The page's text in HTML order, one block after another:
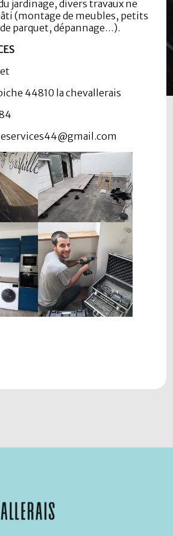
jardinage, divers travaux ne
(montage de meubles, petits
parquet, dépannage…).
44810 la chevallerais